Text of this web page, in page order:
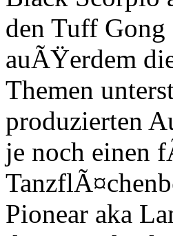
den Tuff Gong
auÃŸerdem
Themen
produzierten
je noch einen
Pionear aka